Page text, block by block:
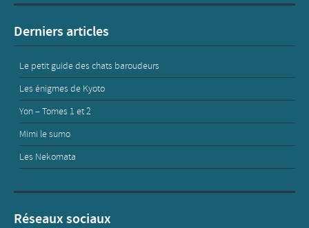
Derniers articles
Le petit guide des chats baroudeurs
Les énigmes de Kyoto
Yon – Tomes 1 et 2
Mimi le sumo
Les Nekomata
Réseaux sociaux